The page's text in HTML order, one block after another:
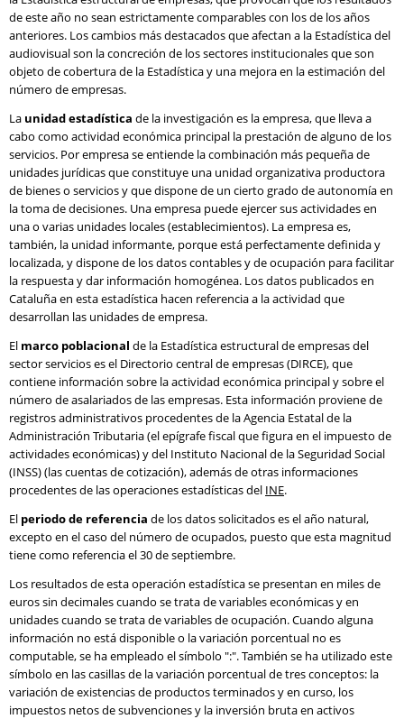
de este año no sean estrictamente comparables con los de los años
anteriores. Los cambios más destacados que afectan a la Estadística del
audiovisual son la concreción de los sectores institucionales que son
objeto de cobertura de la Estadística y una mejora en la estimación del
número de empresas.
La unidad estadística de la investigación es la empresa, que lleva a
cabo como actividad económica principal la prestación de alguno de los
servicios. Por empresa se entiende la combinación más pequeña de
unidades jurídicas que constituye una unidad organizativa productora
de bienes o servicios y que dispone de un cierto grado de autonomía en
la toma de decisiones. Una empresa puede ejercer sus actividades en
una o varias unidades locales (establecimientos). La empresa es,
también, la unidad informante, porque está perfectamente definida y
localizada, y dispone de los datos contables y de ocupación para facilitar
la respuesta y dar información homogénea. Los datos publicados en
Cataluña en esta estadística hacen referencia a la actividad que
desarrollan las unidades de empresa.
El marco poblacional de la Estadística estructural de empresas del
sector servicios es el Directorio central de empresas (DIRCE), que
contiene información sobre la actividad económica principal y sobre el
número de asalariados de las empresas. Esta información proviene de
registros administrativos procedentes de la Agencia Estatal de la
Administración Tributaria (el epígrafe fiscal que figura en el impuesto de
actividades económicas) y del Instituto Nacional de la Seguridad Social
(INSS) (las cuentas de cotización), además de otras informaciones
procedentes de las operaciones estadísticas del INE.
El periodo de referencia de los datos solicitados es el año natural,
excepto en el caso del número de ocupados, puesto que esta magnitud
tiene como referencia el 30 de septiembre.
Los resultados de esta operación estadística se presentan en miles de
euros sin decimales cuando se trata de variables económicas y en
unidades cuando se trata de variables de ocupación. Cuando alguna
información no está disponible o la variación porcentual no es
computable, se ha empleado el símbolo ":". También se ha utilizado este
símbolo en las casillas de la variación porcentual de tres conceptos: la
variación de existencias de productos terminados y en curso, los
impuestos netos de subvenciones y la inversión bruta en activos